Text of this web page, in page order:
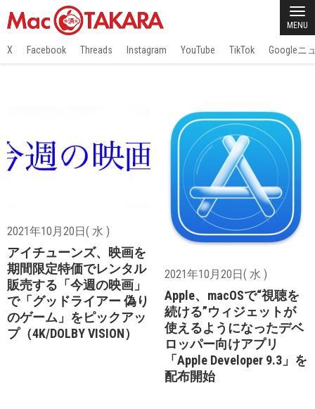
MENU
X Facebook Threads Instagram YouTube TikTok Googleニ
2021年10月20日( 水 )
アイチューンズ、映画を
期間限定特価でレンタル
販売する「今週の映画」
で「グッドライアー 偽り
のゲーム」をピックアッ
プ（4K/DOLBY VISION）
2021年10月20日( 水 )
Apple、macOSで“視聴を
続ける”ウィジェットが
使えるようになったデベ
ロッパー向けアプリ
「Apple Developer 9.3」を
配布開始